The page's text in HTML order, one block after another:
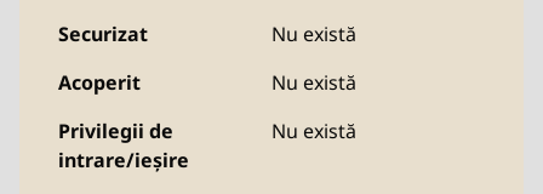
Securizat
Nu există
Acoperit
Nu există
Privilegii de
intrare/ieșire
Nu există